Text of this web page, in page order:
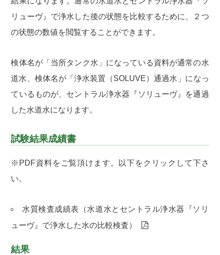
リューヴ』で浄水した後の状態を比較するために、２つ
の状態の数値を閲覧することができます。
検体名が「当所タンク水」になっている資料が通常の水
道水、検体名が「浄水装置（SOLUVE）通過水」になっ
ているものが、セントラル浄水器『ソリューヴ』を通過
した水道水になります。
試験結果成績書
※PDF資料をご覧頂けます。以下をクリックして下さ
い。
水質検査成績表（水道水とセントラル浄水器『ソリ
ューヴ』で浄水した水の比較検査）
結果